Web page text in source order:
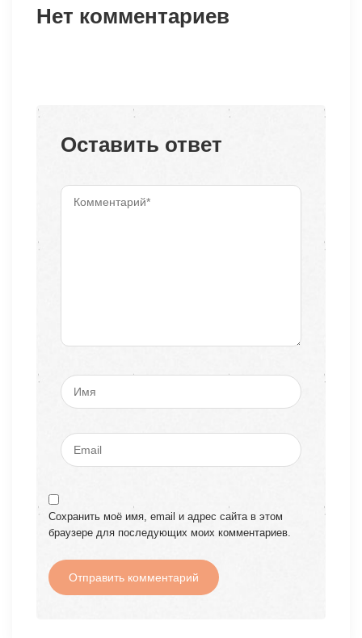
Нет комментариев
Оставить ответ
Сохранить моё имя, email и адрес сайта в этом
браузере для последующих моих комментариев.